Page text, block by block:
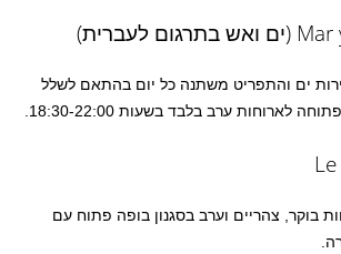
ים והתפריט משתנה כל יום בהתאם לשלל
לארוחות ערב בלבד בשעות 18:30-22:00.
בוקר, צהריים וערב בסגנון בופה פתוח עם